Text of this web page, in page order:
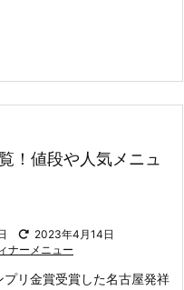
！値段や人気メニュ
2023年4月14日
ナーメニュー
プリ金賞受賞した名古屋発祥